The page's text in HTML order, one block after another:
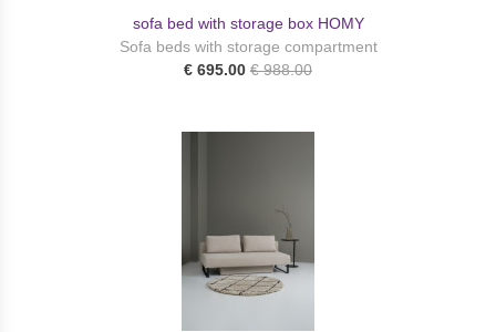
sofa bed with storage box HOMY
Sofa beds with storage compartment
€ 695.00 € 988.00